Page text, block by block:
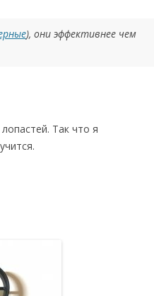
), они эффективнее чем
Так что я